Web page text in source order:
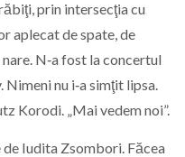
prin intersecţia cu
aplecat de spate, de
N‑a fost la concertul
nu i‑a simţit lipsa.
Korodi. „Mai vedem noi”.
Iudita Zsombori. Făcea